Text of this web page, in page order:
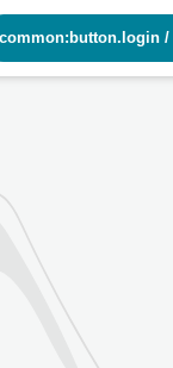
common:button.login /